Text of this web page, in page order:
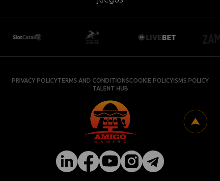
PRIVACY POLICYTERMS AND CONDITIONSCOOKIE POLICYISMS POLICY
TALENT HUB